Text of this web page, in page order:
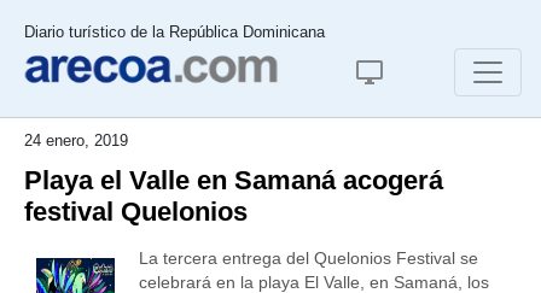
Diario turístico de la República Dominicana
24 enero, 2019
Playa el Valle en Samaná acogerá
festival Quelonios
La tercera entrega del Quelonios Festival se
celebrará en la playa El Valle, en Samaná, los